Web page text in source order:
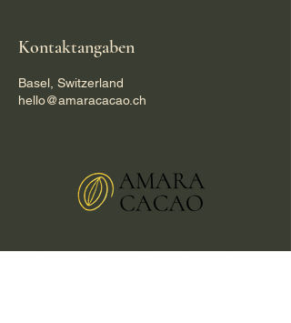
Kontaktangaben
Basel, Switzerland
hello@amaracacao.ch
Folgen Sie
Schreiben Sie